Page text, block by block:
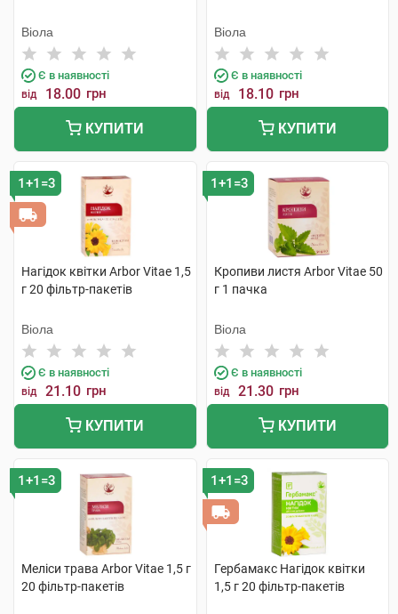
Віола
Є в наявності
від 18.00 грн
КУПИТИ
Віола
Є в наявності
від 18.10 грн
КУПИТИ
1+1=3
Нагідок квітки Arbor Vitae 1,5
г 20 фільтр-пакетів
Віола
Є в наявності
від 21.10 грн
КУПИТИ
1+1=3
Кропиви листя Arbor Vitae 50
г 1 пачка
Віола
Є в наявності
від 21.30 грн
КУПИТИ
1+1=3
Меліси трава Arbor Vitae 1,5 г
20 фільтр-пакетів
1+1=3
Гербамакс Нагідок квітки
1,5 г 20 фільтр-пакетів